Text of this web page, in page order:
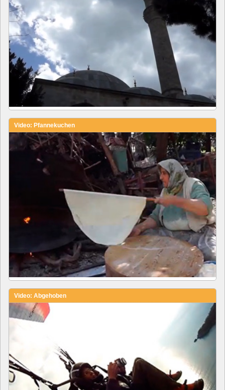
Video: Pfannekuchen
Video: Abgehoben